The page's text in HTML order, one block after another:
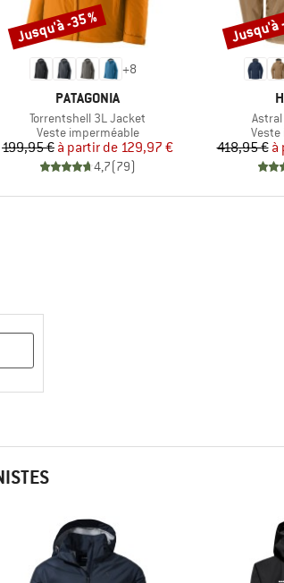
+8
MARQUE
PATAGONIA
Article
Torrentshell 3L Jacket
Product group
Veste imperméable
Prix
199,95 € Prix réduit
à partir de 129,97 €
4,7(79)
Remise
Jusqu'à -35 %
Article
Astral
418,95 € à
Remise
Jusqu'à